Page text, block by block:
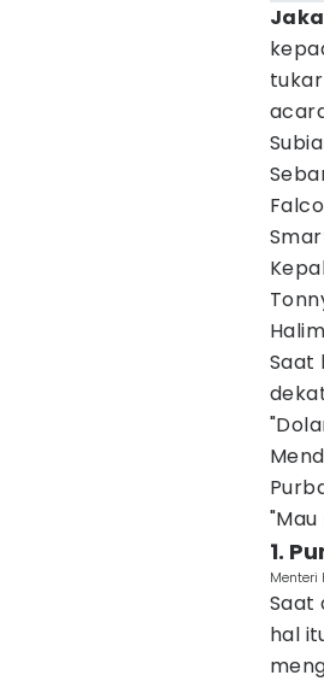
Saat
1.
Menteri
Saat
hal